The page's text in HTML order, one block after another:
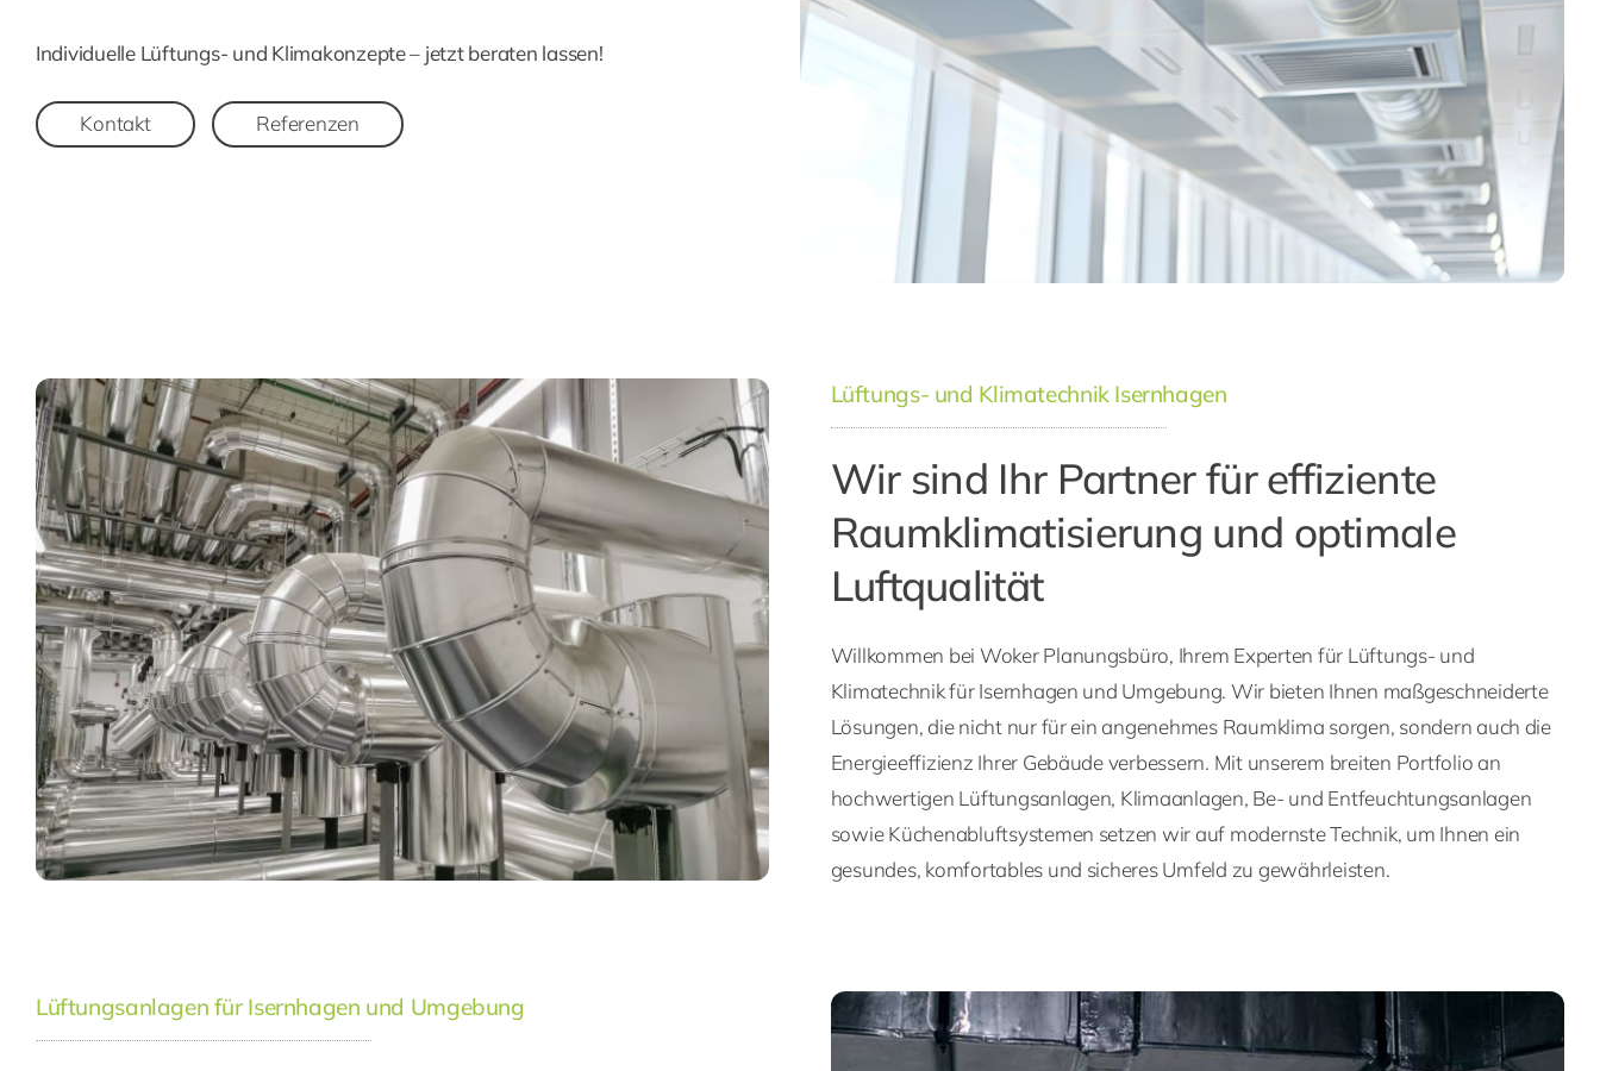
Individuelle Lüftungs- und Klimakonzepte – jetzt beraten lassen!
Kontakt Referenzen
Lüftungs- und Klimatechnik Isernhagen
Wir sind Ihr Partner für effiziente
Raumklimatisierung und optimale
Luftqualität
Willkommen bei Woker Planungsbüro, Ihrem Experten für Lüftungs- und
Klimatechnik für Isernhagen und Umgebung. Wir bieten Ihnen maßgeschneiderte
Lösungen, die nicht nur für ein angenehmes Raumklima sorgen, sondern auch die
Energieeffizienz Ihrer Gebäude verbessern. Mit unserem breiten Portfolio an
hochwertigen Lüftungsanlagen, Klimaanlagen, Be- und Entfeuchtungsanlagen
sowie Küchenabluftsystemen setzen wir auf modernste Technik, um Ihnen ein
gesundes, komfortables und sicheres Umfeld zu gewährleisten.
Lüftungsanlagen für Isernhagen und Umgebung